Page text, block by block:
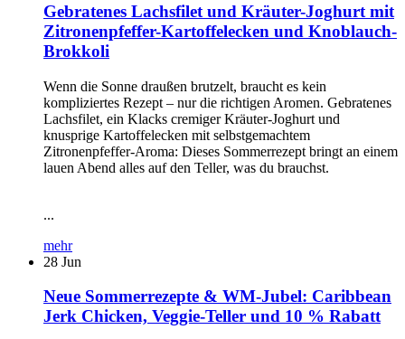
Gebratenes Lachsfilet und Kräuter-Joghurt mit
Zitronenpfeffer-Kartoffelecken und Knoblauch-
Brokkoli
Wenn die Sonne draußen brutzelt, braucht es kein
kompliziertes Rezept – nur die richtigen Aromen. Gebratenes
Lachsfilet, ein Klacks cremiger Kräuter-Joghurt und
knusprige Kartoffelecken mit selbstgemachtem
Zitronenpfeffer-Aroma: Dieses Sommerrezept bringt an einem
lauen Abend alles auf den Teller, was du brauchst.
...
mehr
28 Jun
Neue Sommerrezepte & WM-Jubel: Caribbean
Jerk Chicken, Veggie-Teller und 10 % Rabatt